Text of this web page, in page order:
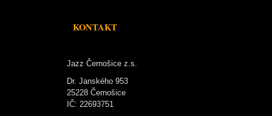
KONTAKT
Jazz Černošice z.s.
Dr. Janského 953
25228 Černošice
IČ: 22693751